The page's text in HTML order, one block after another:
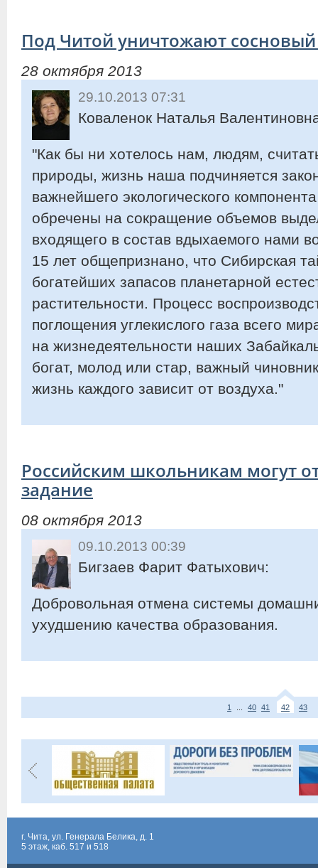
Под Читой уничтожают сосновый
28 октября 2013
29.10.2013 07:31
Коваленок Наталья
"Как бы ни хотелось нам, людям,
природы, жизнь наша подчиняется
важнейшего экологического
обречены на сокращение объемов
входящего в состав вдыхаемого нами
15 лет общепризнано, что Сибирская
богатейших запасов планетарной
растительности. Процесс
поглощения углекислого газа всего
на жизнедеятельности наших
богат, молод или стар, важный
жизнь каждого зависит от воздуха."
Российским школьникам могут
задание
08 октября 2013
09.10.2013 00:39
Бигзаев Фарит Фатыхович:
Добровольная отмена системы
ухудшению качества образования.
1 40 41 42 43
г. Чита, ул. Генерала Белика, д. 1
5 этаж, каб. 517 и 518